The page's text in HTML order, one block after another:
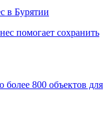
в Бурятии
помогает сохранить
800 объектов для